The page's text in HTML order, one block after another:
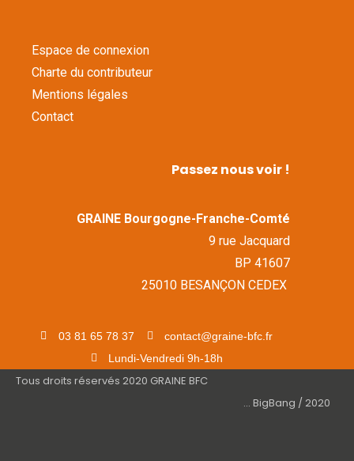
Espace de connexion
Charte du contributeur
Mentions légales
Contact
Passez nous voir !
GRAINE Bourgogne-Franche-Comté
9 rue Jacquard
BP 41607
25010 BESANÇON CEDEX
03 81 65 78 37
contact@graine-bfc.fr
Lundi-Vendredi 9h-18h
Tous droits réservés 2020 GRAINE BFC
... BigBang / 2020